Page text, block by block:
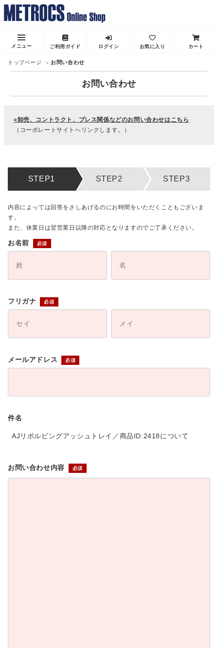
メニュー ご利用ガイド ログイン お気に入り カート
トップページ お問い合わせ
お問い合わせ
»卸売、コントラクト、プレス関係などのお問い合わせはこちら
（コーポレートサイトへリンクします。）
内容によっては回答をさしあげるのにお時間をいただくこともございま
す。
また、休業日は翌営業日以降の対応となりますのでご了承ください。
お名前
フリガナ
メールアドレス
件名
AJリボルビングアッシュトレイ／商品ID:2418について
お問い合わせ内容